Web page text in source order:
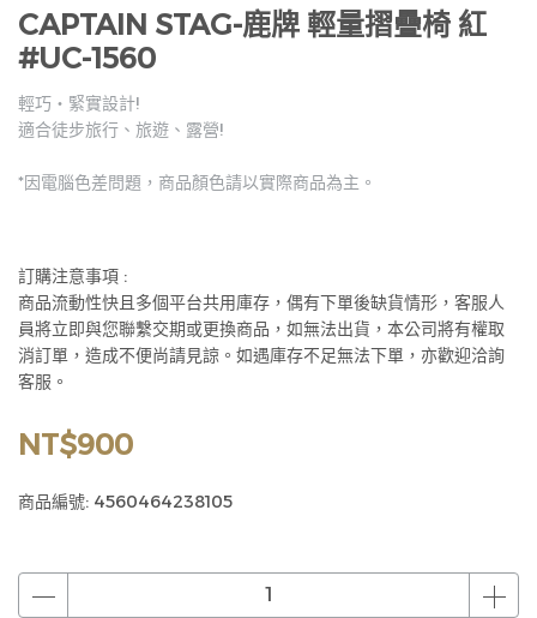
CAPTAIN STAG-鹿牌 輕量摺疊椅 紅
#UC-1560
輕巧・緊實設計!
適合徒步旅行、旅遊、露營!
*因電腦色差問題，商品顏色請以實際商品為主。
訂購注意事項 :
商品流動性快且多個平台共用庫存，偶有下單後缺貨情形，客服人
員將立即與您聯繫交期或更換商品，如無法出貨，本公司將有權取
消訂單，造成不便尚請見諒。如遇庫存不足無法下單，亦歡迎洽詢
客服。
NT$900
商品編號: 4560464238105